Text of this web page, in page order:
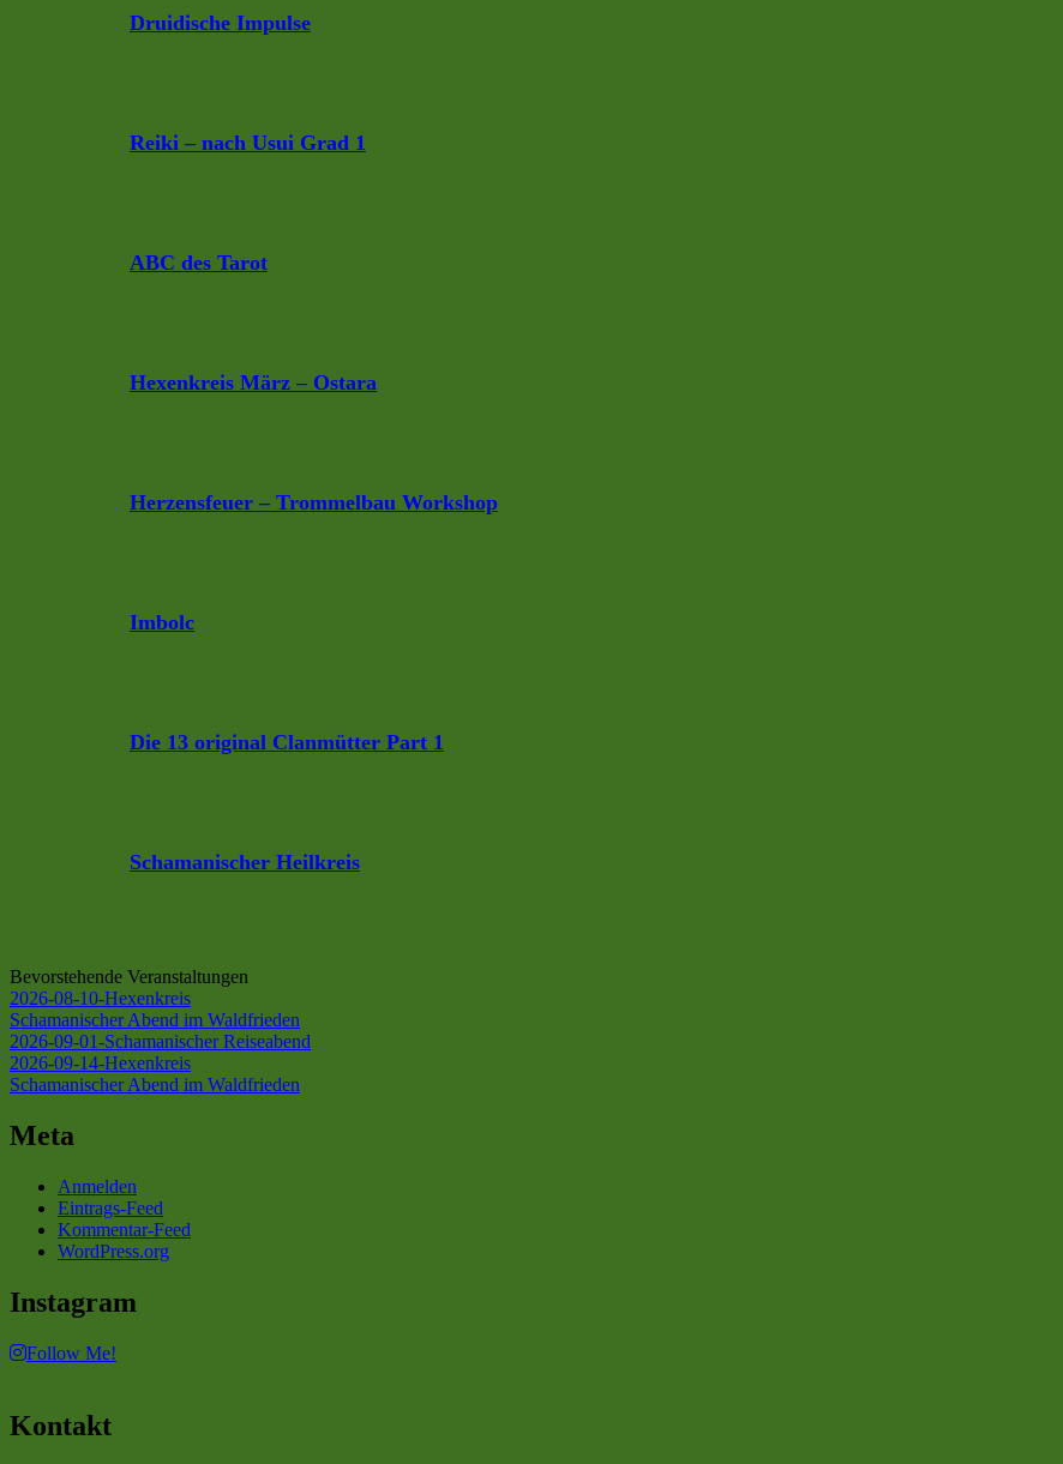
Druidische Impulse
Reiki – nach Usui Grad 1
ABC des Tarot
Hexenkreis März – Ostara
Herzensfeuer – Trommelbau Workshop
Imbolc
Die 13 original Clanmütter Part 1
Schamanischer Heilkreis
Bevorstehende Veranstaltungen
2026-08-10-Hexenkreis
Schamanischer Abend im Waldfrieden
2026-09-01-Schamanischer Reiseabend
2026-09-14-Hexenkreis
Schamanischer Abend im Waldfrieden
Meta
Anmelden
Eintrags-Feed
Kommentar-Feed
WordPress.org
Instagram
Follow Me!
Kontakt